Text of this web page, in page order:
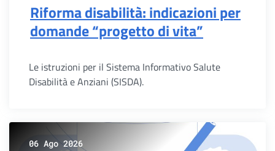
Riforma disabilità: indicazioni per
domande “progetto di vita”
Le istruzioni per il Sistema Informativo Salute
Disabilità e Anziani (SISDA).
06 Ago 2026